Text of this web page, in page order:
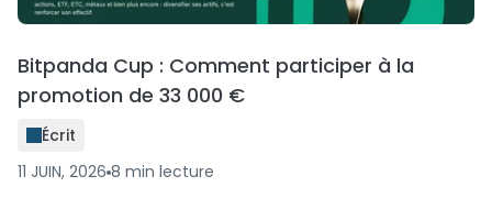
Bitpanda Cup : Comment participer à la
promotion de 33 000 €
Écrit
11 JUIN, 2026 8 min lecture